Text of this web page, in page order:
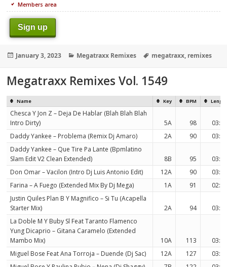
Members area
Sign up
Posted
January 3, 2023 Categories
Megatraxx Remixes Tags
megatraxx, remixes
Megatraxx Remixes Vol. 1549
Name Key BPM
Chesca Y Jon Z – Deja De Hablar (Blah Blah Blah
Intro Dirty)
5A 98
Daddy Yankee – Problema (Remix Dj Amaro)
2A 90
Daddy Yankee – Que Tire Pa Lante (Bpmlatino
Slam Edit V2 Clean Extended)
8B 95
Don Omar – Vacilon (Intro Dj Luis Antonio Edit)
12A 90
Farina – A Fuego (Extended Mix By Dj Mega)
1A 91
Justin Quiles Plan B Y Magnifico – Si Tu (Acapella
Starter Mix)
2A 94
La Doble M Y Buby Sl Feat Taranto Flamenco
Yung Dicaprio – Gitana Caramelo (Extended
Mambo Mix)
10A 113
Miguel Bose Feat Ana Torroja – Duende (Dj Sac)
12A 127